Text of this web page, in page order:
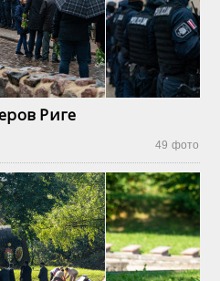
Риге
49 фото